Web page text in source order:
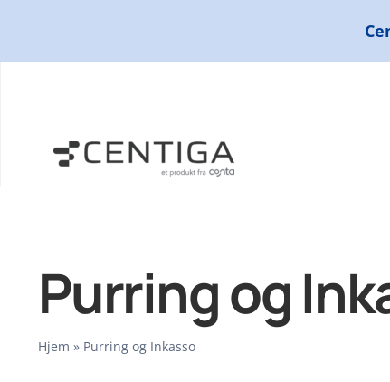
Purring og
Hjem » Purring og Inkasso